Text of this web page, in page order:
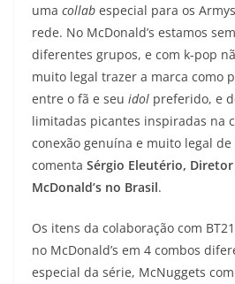
uma collab especial para os
rede. No McDonald’s estamos
diferentes grupos, e com k-pop
muito legal trazer a marca como
entre o fã e seu idol preferido, e
limitadas picantes inspiradas na
conexão genuína e muito legal
comenta Sérgio Eleutério,
McDonald’s no Brasil.
Os itens da colaboração com
no McDonald’s em 4 combos
especial da série, McNuggets